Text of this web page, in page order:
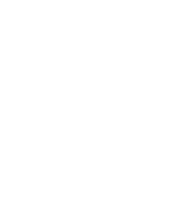
de distributeurs et
votre projet à notre service